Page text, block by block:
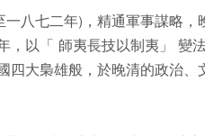
八七二年)，精通軍事謀略，
，以「 師夷長技以制夷」 變
大梟雄般，於晚清的政治、